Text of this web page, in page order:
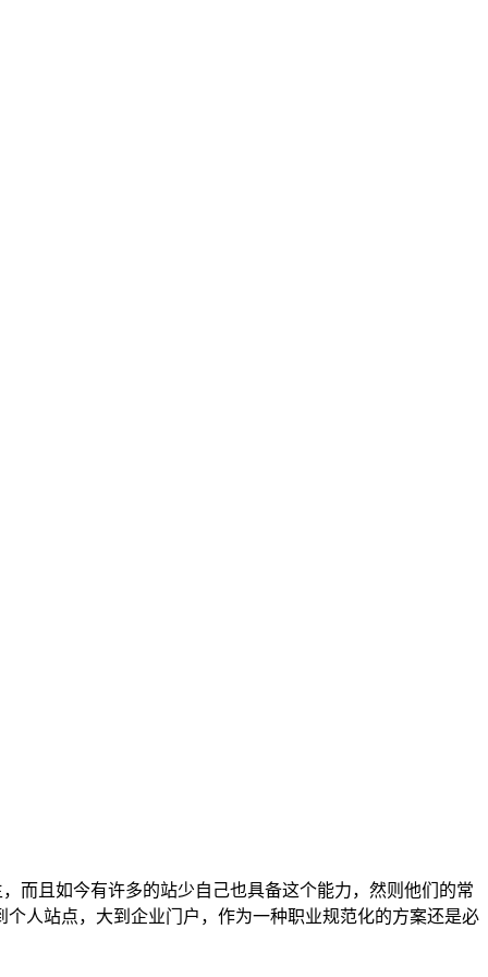
而且如今有许多的站少自己也具备这个能力，然则他们的常
人站点，大到企业门户，作为一种职业规范化的方案还是必